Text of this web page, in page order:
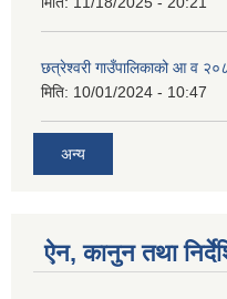
छत्रेश्वरी गाउँपालिकाको आ व
मिति: 10/01/2024 - 10:47
अन्य
ऐन, कानुन तथा